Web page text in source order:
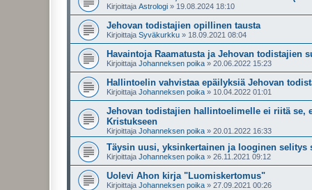
Kirjoittaja Astrologi » 19.08.2024 18:10
Jehovan todistajien opillinen tausta
Kirjoittaja Syväkurkku » 18.09.2021 08:04
Havaintoja Raamatusta ja Jehovan todistajien
Kirjoittaja Johanneksen poika » 20.06.2022 15:23
Hallintoelin vahvistaa epäilyksiä Jehovan
Kirjoittaja Johanneksen poika » 10.04.2022 01:01
Jehovan todistajien hallintoelimelle ei riitä se,
Kristukseen
Kirjoittaja Johanneksen poika » 20.01.2022 16:33
Täysin uusi, yksinkertainen ja looginen selitys
Kirjoittaja Johanneksen poika » 26.11.2021 09:12
Uolevi Ahon kirja "Luomiskertomus"
Kirjoittaja Johanneksen poika » 27.09.2021 00:26